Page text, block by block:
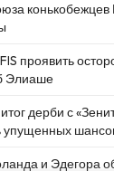
проявить
Элиаше
дерби с
упущенных
и Эдегора